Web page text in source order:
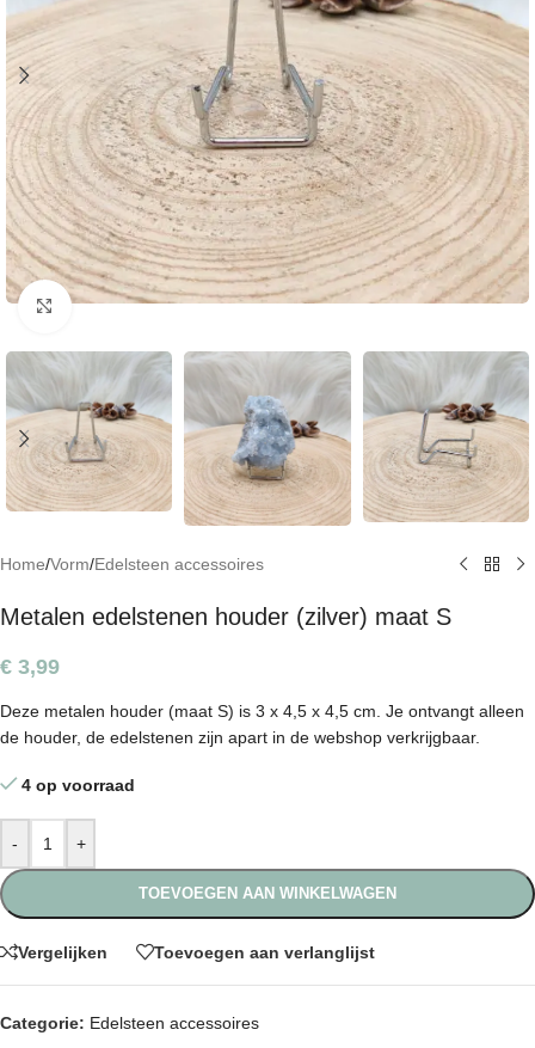
Klik om te vergroten
Home/Vorm/Edelsteen accessoires
Metalen edelstenen houder (zilver) maat S
€ 3,99
Deze metalen houder (maat S) is 3 x 4,5 x 4,5 cm. Je ontvangt alleen
de houder, de edelstenen zijn apart in de webshop verkrijgbaar.
4 op voorraad
- +
TOEVOEGEN AAN WINKELWAGEN
Vergelijken Toevoegen aan verlanglijst
Categorie: Edelsteen accessoires